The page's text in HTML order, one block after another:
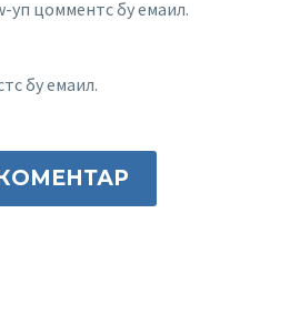
цомментс бy емаил.
бy емаил.